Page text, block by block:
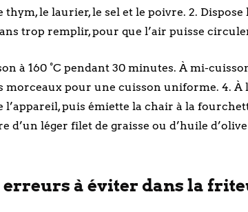
thym, le laurier, le sel et le poivre. 2.
trop remplir, pour que l’air puisse
à 160 °C pendant 30 minutes. À mi-
morceaux pour une cuisson uniforme. 4. À
l’appareil, puis émiette la chair à la
d’un léger filet de graisse ou d’huile
erreurs à éviter dans la